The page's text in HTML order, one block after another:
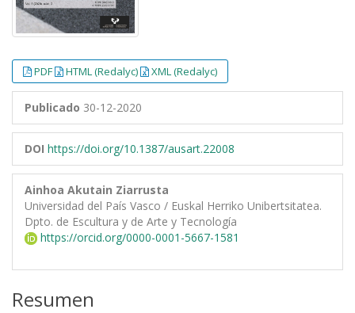
PDF HTML (Redalyc) XML (Redalyc)
Publicado 30-12-2020
DOI https://doi.org/10.1387/ausart.22008
Ainhoa Akutain Ziarrusta
Universidad del País Vasco / Euskal Herriko Unibertsitatea.
Dpto. de Escultura y de Arte y Tecnología
https://orcid.org/0000-0001-5667-1581
Resumen